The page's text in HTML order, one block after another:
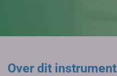
Over dit instrument